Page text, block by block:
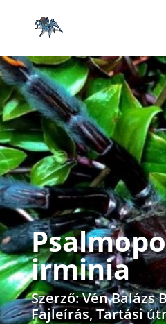
irminia
Szerző:Vén Balázs
Fajleírás,Tartási